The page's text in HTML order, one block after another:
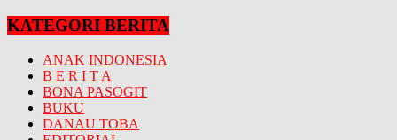
KATEGORI BERITA
ANAK INDONESIA
B E R I T A
BONA PASOGIT
BUKU
DANAU TOBA